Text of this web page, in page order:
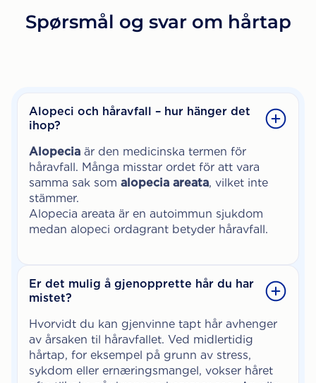
Spørsmål og svar om hårtap
Alopeci och håravfall – hur hänger det
ihop?
Alopecia är den medicinska termen för
håravfall. Många misstar ordet för att vara
samma sak som alopecia areata, vilket inte
stämmer.
Alopecia areata är en autoimmun sjukdom
medan alopeci ordagrant betyder håravfall.
Er det mulig å gjenopprette hår du har
mistet?
Hvorvidt du kan gjenvinne tapt hår avhenger
av årsaken til håravfallet. Ved midlertidig
hårtap, for eksempel på grunn av stress,
sykdom eller ernæringsmangel, vokser håret